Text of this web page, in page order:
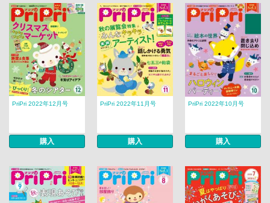
PriPri 2022年12月号
購入
PriPri 2022年11月号
購入
PriPri 2022年10月号
購入